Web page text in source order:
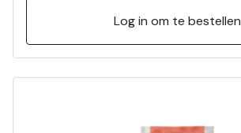
Log in om te bestellen